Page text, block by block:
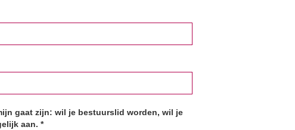
gaat zijn: wil je bestuurslid worden, wil je
aan. *